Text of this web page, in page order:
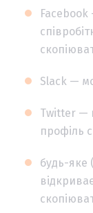
Facebook
Slack —
Twitter —
профіль
будь-яке